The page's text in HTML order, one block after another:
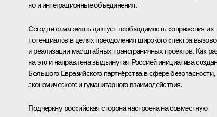
но и интеграционные объединения.
Сегодня сама жизнь диктует необходимость сопряжения их
потенциалов в целях преодоления широкого спектра
и реализации масштабных трансграничных проектов. Как
на это и направлена выдвинутая Россией инициатива
Большого Евразийского партнёрства в сфере безопасности,
экономического и гуманитарного взаимодействия.
Подчеркну, российская сторона настроена на совместную